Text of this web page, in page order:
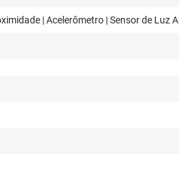
| Acelerômetro | Sensor de Luz